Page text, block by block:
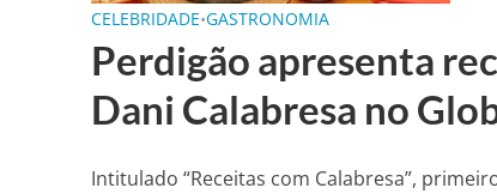
CELEBRIDADE•GASTRONOMIA
Perdigão apresenta
Dani Calabresa no
Intitulado “Receitas com Calabresa”,